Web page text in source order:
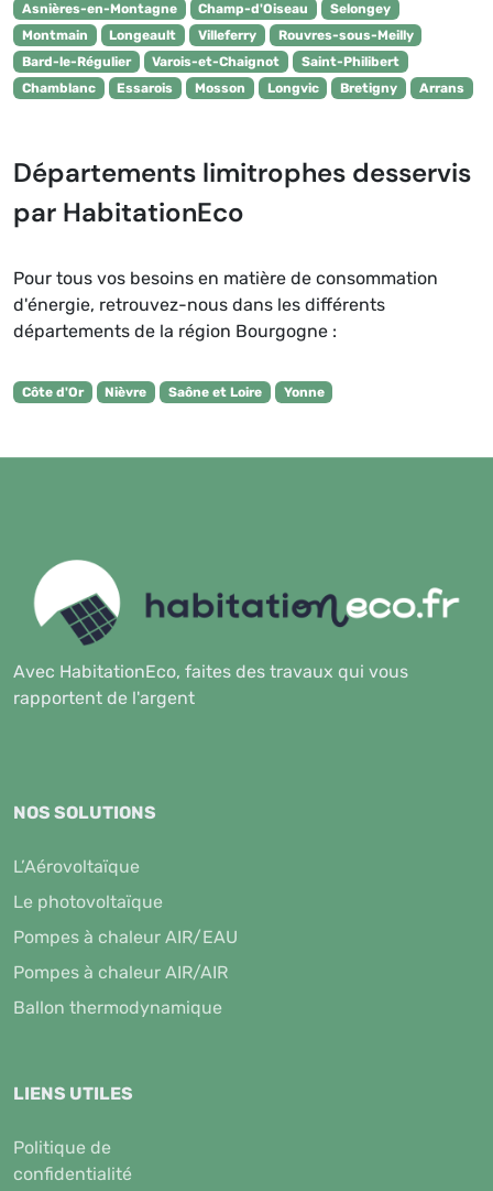
Asnières-en-Montagne
Champ-d'Oiseau
Selongey
Montmain
Longeault Villeferry
Rouvres-sous-Meilly
Bard-le-Régulier
Varois-et-Chaignot
Saint-Philibert
Chamblanc
Essarois Mosson Longvic Bretigny Arrans
Départements limitrophes desservis
par HabitationEco
Pour tous vos besoins en matière de consommation
d'énergie, retrouvez-nous dans les différents
départements de la région Bourgogne :
Côte d'Or Nièvre Saône et Loire Yonne
Avec HabitationEco, faites des travaux qui vous
rapportent de l'argent
NOS SOLUTIONS
L’Aérovoltaïque
Le photovoltaïque
Pompes à chaleur AIR/EAU
Pompes à chaleur AIR/AIR
Ballon thermodynamique
LIENS UTILES
Politique de
confidentialité